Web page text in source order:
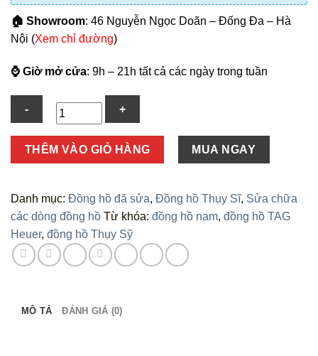
🏠 Showroom: 46 Nguyễn Ngọc Doãn – Đống Đa – Hà
Nội (Xem chỉ đường)
⌚ Giờ mở cửa: 9h – 21h tất cả các ngày trong tuần
THÊM VÀO GIỎ HÀNG MUA NGAY
Danh mục: Đồng hồ đã sửa, Đồng hồ Thụy Sĩ, Sửa chữa
các dòng đồng hồ Từ khóa: đồng hồ nam, đồng hồ TAG
Heuer, đồng hồ Thụy Sỹ
MÔ TẢ ĐÁNH GIÁ (0)